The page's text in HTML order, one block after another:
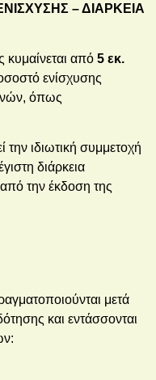
– ΔΙΑΡΚΕΙΑ
από 5 εκ.
ενίσχυσης
όπως
ιδιωτική συμμετοχή
διάρκεια
από την έκδοση της
μετά
και εντάσσονται